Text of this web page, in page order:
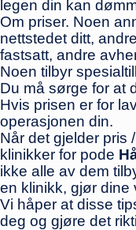
legen din kan
Om priser. Noen
nettstedet ditt,
fastsatt, andre
Noen tilbyr
Du må sørge for at
Hvis prisen er for
operasjonen din.
Når det gjelder pris
klinikker for pode
ikke alle av dem
en klinikk, gjør dine
Vi håper at disse
deg og gjøre det